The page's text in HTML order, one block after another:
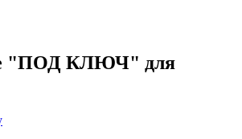
"ПОД КЛЮЧ" для